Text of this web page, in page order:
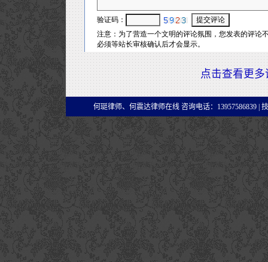
点击查看更多
何珽律师、何震达律师在线 咨询电话：13957586839 |